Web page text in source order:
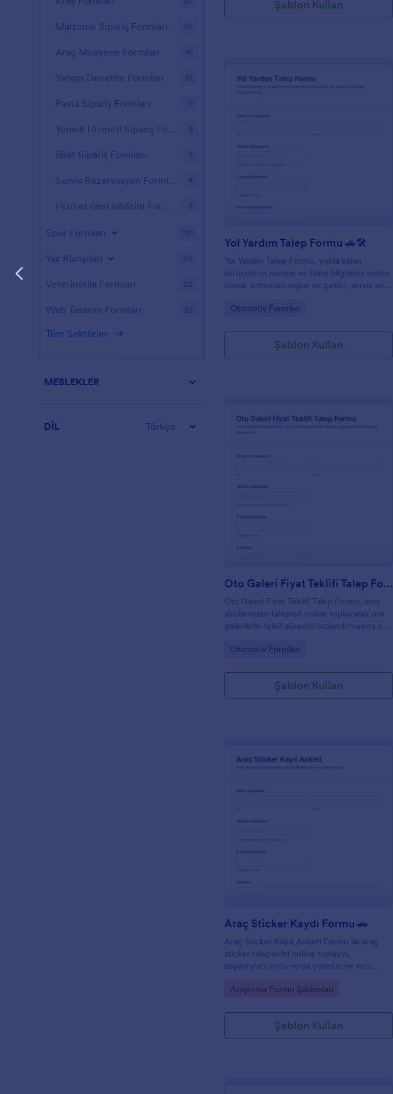
Şablon Kullan
Yol Yardım Talep Formu 🚗🛠️
Yol Yardım Talep Formu, yolda kalan
sürücülerin konum ve talep bilgilerini online
olarak iletmesini sağlar ve çekici, servis veya
yanıtı takibini hızlandırmasına yardımcı olur.
Go to Category:
Otomotiv Formları
Şablon Kullan
Oto Galeri Fiyat Teklifi Talep Formu
Oto Galeri Fiyat Teklifi Talep Formu, araç
alıcılarından talepleri online toplayarak oto
galerilerin teklif sürecini hızlandırmasına ve
yönetmesine yardımcı olur.
Go to Category:
Otomotiv Formları
Şablon Kullan
Araç Sticker Kaydı Formu 🚗
Araç Sticker Kayıt Anketi Formu ile araç
sticker taleplerini online toplayın,
başvuruları Jotform’da yönetin ve veri
Go to Category:
Araştırma Formu Şablonları
Şablon Kullan
Malzeme Sipariş Formları 20
Araç Muayene Formları 16
Yangın Denetim Formları 12
Pasta Sipariş Formları 9
Yemek Hizmeti Sipariş Formları 9
Bilet Sipariş Formları 5
Servis Rezervasyon Formları 4
Hizmet Geri Bildirim Formları 3
Spor Formları 191
Yaz Kampları 50
Veterinerlik Formları 22
Web Tasarım Formları 32
Tüm Sektörler
MESLEKLER
DİL Türkçe